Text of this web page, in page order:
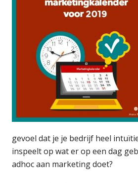
gevoel dat je je bedrijf heel
inspeelt op wat er op een dag
adhoc aan marketing doet?